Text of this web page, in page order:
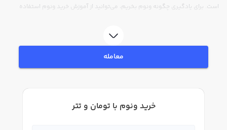
است. برای یادگیری چگونه ونوم بخریم، می‌توانید از آموزش خرید ونوم استفاده
رابکس، قیمت لحظه‌ای، نمودار و امکانات فروش ونوم نیز در دسترس شما قرار دارد تا
بتوانید تصمیمات بهتری در معاملات خود بگیرید.
معامله
خرید ونوم با تومان و تتر